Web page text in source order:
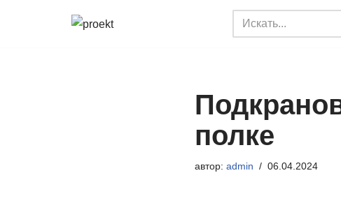
полке
автор: admin 06.04.2024